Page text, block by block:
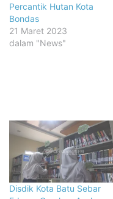
Percantik Hutan Kota
Bondas
21 Maret 2023
dalam "News"
Disdik Kota Batu Sebar